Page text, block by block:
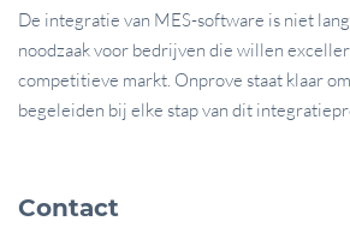
De integratie van MES-software is niet
noodzaak voor bedrijven die willen
competitieve markt. Onprove staat klaar
begeleiden bij elke stap van dit
Contact